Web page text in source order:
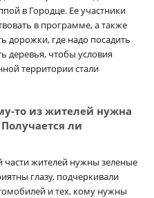
в Городце. Ее участники
в программе, а также
дорожки, где надо посадить
деревья, чтобы условия
территории стали
то из жителей нужна
ли
части жителей нужны зеленые
глазу, подчеркивали
и тех, кому нужны